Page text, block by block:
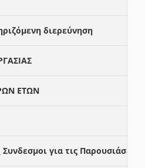
διερεύνηση
ΕΤΩΝ
για τις Παρουσιάσεις